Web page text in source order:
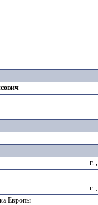
г. ,
г. ,
Европы